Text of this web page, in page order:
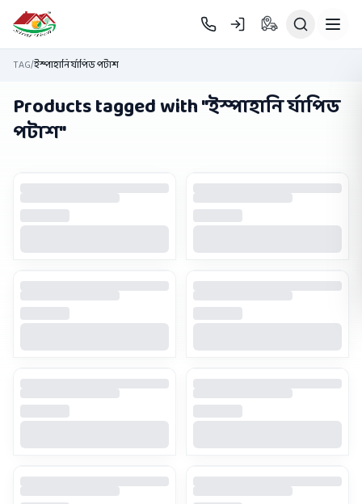
Skip to main content
TAG/ইস্পাহানি র্যাপিড পটাশ
Products tagged with "ইস্পাহানি র্যাপিড
পটাশ"